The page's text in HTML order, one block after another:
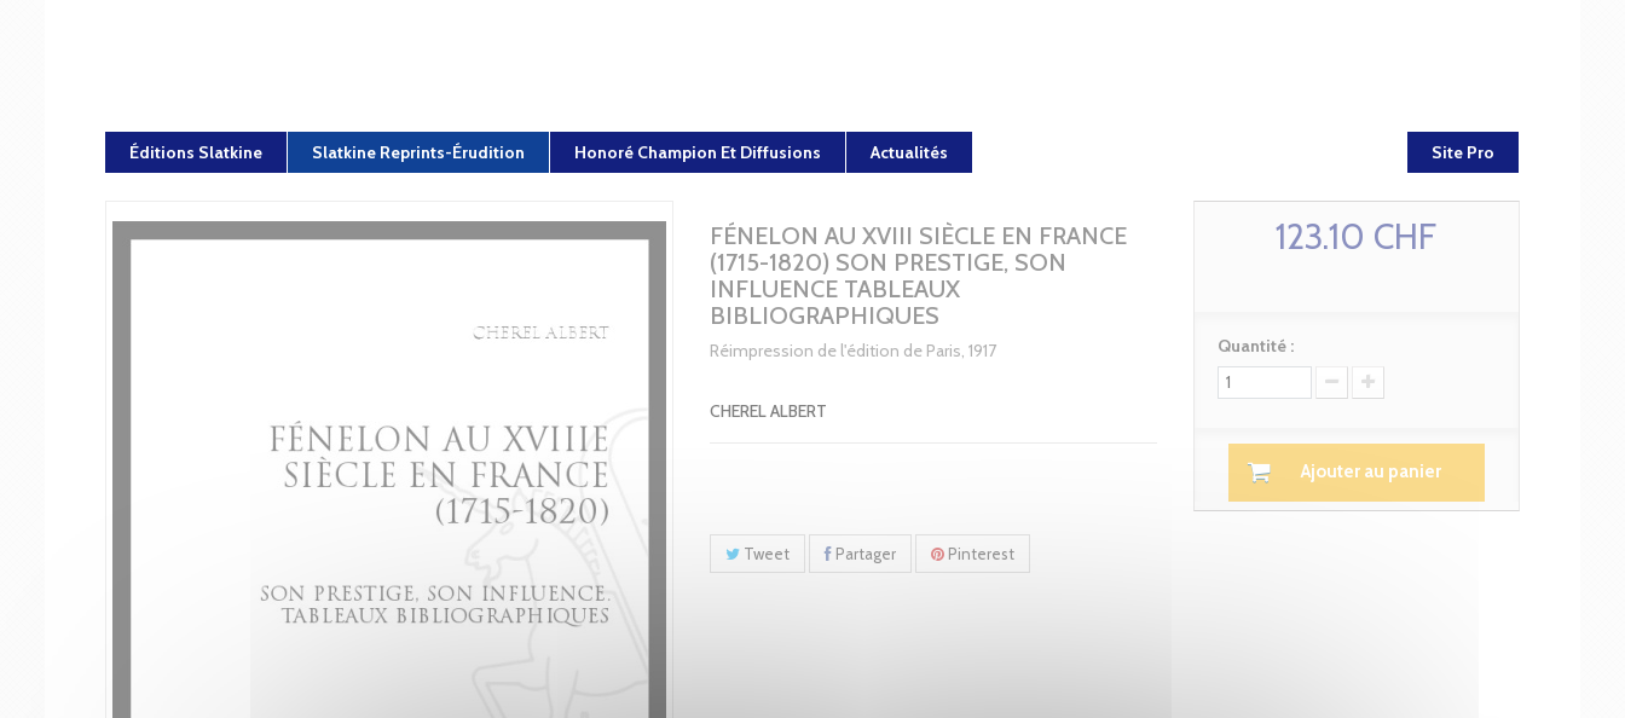
Éditions Slatkine Slatkine Reprints-Érudition Honoré Champion Et Diffusions Actualités Site Pro
FÉNELON AU XVIII SIÈCLE EN FRANCE
(1715-1820) SON PRESTIGE, SON
INFLUENCE TABLEAUX
BIBLIOGRAPHIQUES
Réimpression de l'édition de Paris, 1917
CHEREL ALBERT
Tweet Partager Pinterest
123.10 CHF
Quantité :
Ajouter au panier